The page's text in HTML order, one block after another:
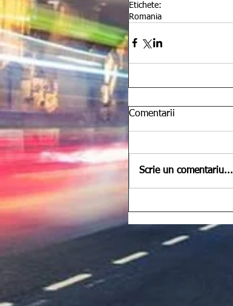
Etichete:
Romania
Comentarii
Scrie un comentariu...